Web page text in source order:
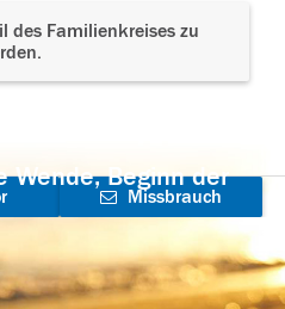
des Familienkreises zu
Wende, Beginn der
Missbrauch